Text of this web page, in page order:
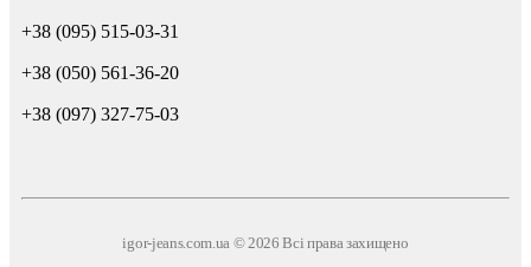
+38 (095) 515-03-31
+38 (050) 561-36-20
+38 (097) 327-75-03
igor-jeans.com.ua © 2026 Всі права захищено